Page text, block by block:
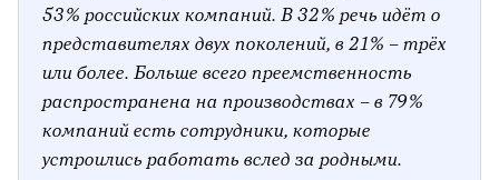
53% российских компаний. В 32% речь идёт о
представителях двух поколений, в 21% – трёх
или более. Больше всего преемственность
распространена на производствах – в 79%
компаний есть сотрудники, которые
устроились работать вслед за родными.